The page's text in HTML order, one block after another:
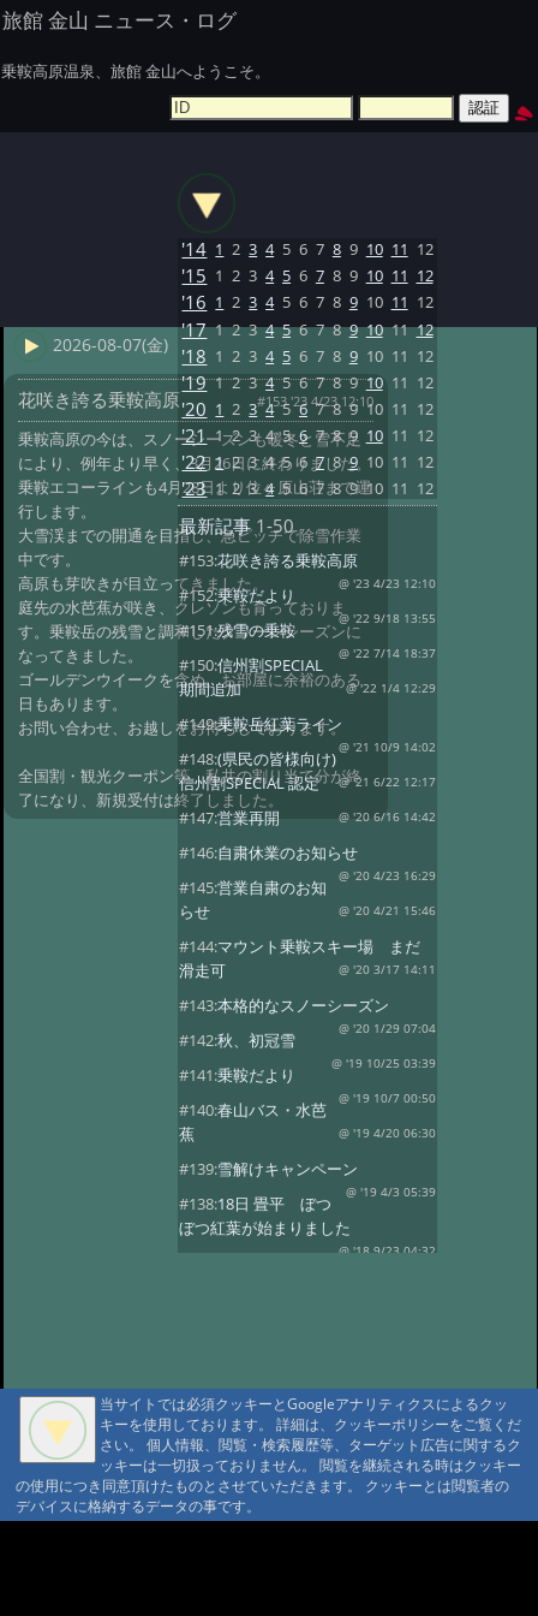
旅館 金山 ニュース・ログ
乗鞍高原温泉、旅館 金山へようこそ。
2026-08-07(金)
花咲き誇る乗鞍高原 #153 '23 4/23 12:10
乗鞍高原の今は、スノーシーズンも暖冬と雪不足
により、例年より早く、3月26日に終わりました。
乗鞍エコーラインも4月28日より位ヶ原山荘まで運
行します。
大雪渓までの開通を目指し、急ピッチで除雪作業
中です。
高原も芽吹きが目立ってきました。
庭先の水芭蕉が咲き、クレソンも育っておりま
す。乗鞍岳の残雪と調和したグリーンシーズンに
なってきました。
ゴールデンウイークを含め、お部屋に余裕のある
日もあります。
お問い合わせ、お越しをお待ちしております。
全国割・観光クーポン等、私共の割り当て分が終
了になり、新規受付は終了しました。
'14 1 2 3 4 5 6 7 8 9 10 11 12
'15 1 2 3 4 5 6 7 8 9 10 11 12
'16 1 2 3 4 5 6 7 8 9 10 11 12
'17 1 2 3 4 5 6 7 8 9 10 11 12
'18 1 2 3 4 5 6 7 8 9 10 11 12
'19 1 2 3 4 5 6 7 8 9 10 11 12
'20 1 2 3 4 5 6 7 8 9 10 11 12
'21 1 2 3 4 5 6 7 8 9 10 11 12
'22 1 2 3 4 5 6 7 8 9 10 11 12
'23 1 2 3 4 5 6 7 8 9 10 11 12
最新記事1-50
#153:花咲き誇る乗鞍高原
@ '23 4/23 12:10
#152:乗鞍だより
@ '22 9/18 13:55
#151:残雪の乗鞍
@ '22 7/14 18:37
#150:信州割SPECIAL
期間追加
@ '22 1/4 12:29
#149:乗鞍岳紅葉ライン
@ '21 10/9 14:02
#148:(県民の皆様向け)
信州割SPECIAL 認定
@ '21 6/22 12:17
#147:営業再開 @ '20 6/16 14:42
#146:自粛休業のお知らせ
@ '20 4/23 16:29
#145:営業自粛のお知
らせ
@ '20 4/21 15:46
#144:マウント乗鞍スキー場 まだ
滑走可
@ '20 3/17 14:11
#143:本格的なスノーシーズン
@ '20 1/29 07:04
#142:秋、初冠雪
@ '19 10/25 03:39
#141:乗鞍だより
@ '19 10/7 00:50
#140:春山バス・水芭
蕉
@ '19 4/20 06:30
#139:雪解けキャンペーン
@ '19 4/3 05:39
#138:18日 畳平 ぼつ
ぼつ紅葉が始まりました
@ '18 9/23 04:32
#134:スノーシーズン @ '17 12/26 03:22
#133:乗鞍山頂に雪がのりました
@ '17 10/29 06:43
#132:乗鞍高原の紅葉
見頃
@ '17 10/14 00:35
#131:紅葉 10/5写す @ '17 10/9 05:55
当サイトでは必須クッキーとGoogleアナリティクスによるクッ
キーを使用しております。 詳細は、クッキーポリシーをご覧くだ
さい。 個人情報、閲覧・検索履歴等、ターゲット広告に関するク
ッキーは一切扱っておりません。 閲覧を継続される時はクッキー
の使用につき同意頂けたものとさせていただきます。 クッキーとは閲覧者の
デバイスに格納するデータの事です。